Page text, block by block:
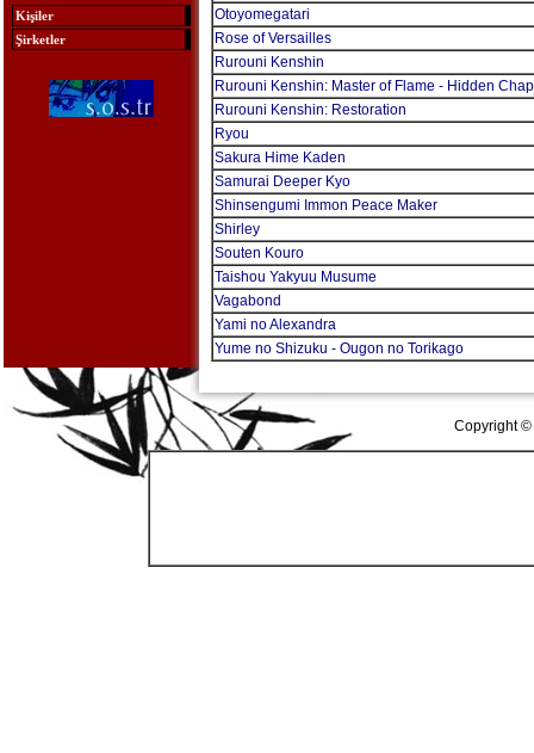
Kişiler
Şirketler
Otoyomegatari
Rose of Versailles
Rurouni Kenshin
Rurouni Kenshin: Master of Flame - Hidden
Rurouni Kenshin: Restoration
Ryou
Sakura Hime Kaden
Samurai Deeper Kyo
Shinsengumi Immon Peace Maker
Shirley
Souten Kouro
Taishou Yakyuu Musume
Vagabond
Yami no Alexandra
Yume no Shizuku - Ougon no Torikago
Copyright ©